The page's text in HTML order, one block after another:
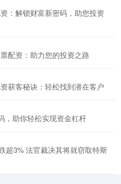
：解锁财富新密码，助您投资
配资：助力您的投资之路
获客秘诀：轻松找到潜在客户
，助你轻松实现资金杠杆
超3% 法官裁决其将就窃取特斯